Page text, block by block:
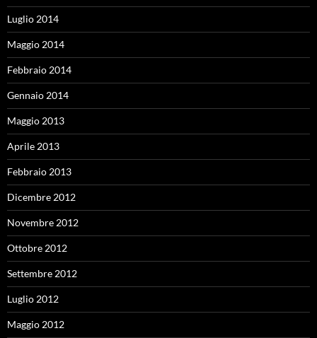
Luglio 2014
Maggio 2014
Febbraio 2014
Gennaio 2014
Maggio 2013
Aprile 2013
Febbraio 2013
Dicembre 2012
Novembre 2012
Ottobre 2012
Settembre 2012
Luglio 2012
Maggio 2012